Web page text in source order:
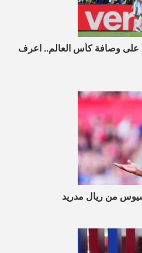
على وصافة كأس العالم.. اعرف
من ريال مدريد